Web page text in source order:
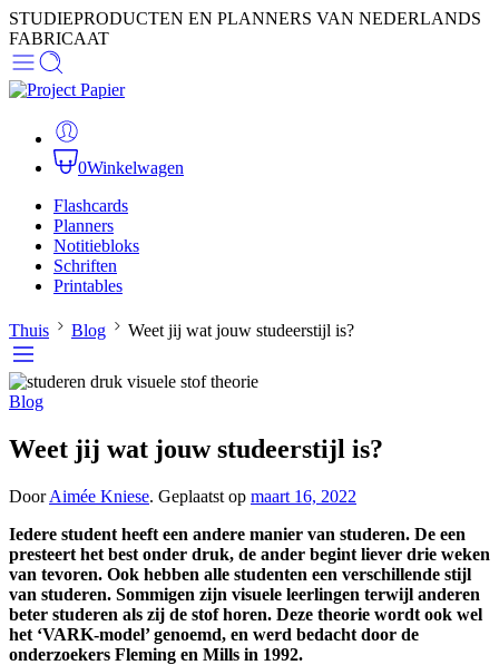
STUDIEPRODUCTEN EN PLANNERS VAN NEDERLANDS
FABRICAAT
0Winkelwagen
Flashcards
Planners
Notitiebloks
Schriften
Printables
Thuis Blog Weet jij wat jouw studeerstijl is?
Blog
Weet jij wat jouw studeerstijl is?
DoorAimée Kniese. Geplaatst op maart 16, 2022
Iedere student heeft een andere manier van studeren. De een
presteert het best onder druk, de ander begint liever drie weken
van tevoren. Ook hebben alle studenten een verschillende stijl
van studeren. Sommigen zijn visuele leerlingen terwijl anderen
beter studeren als zij de stof horen. Deze theorie wordt ook wel
het ‘VARK-model’ genoemd, en werd bedacht door de
onderzoekers Fleming en Mills in 1992.